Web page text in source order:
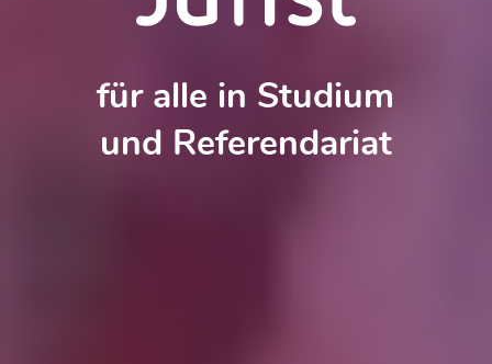
für alle in Studium
und Referendariat